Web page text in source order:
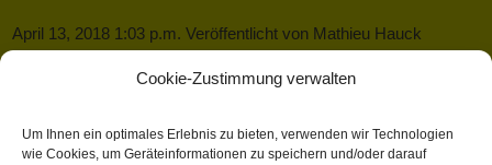
Cookie-Zustimmung verwalten
Um Ihnen ein optimales Erlebnis zu bieten, verwenden wir Technologien
wie Cookies, um Geräteinformationen zu speichern und/oder darauf
April 13, 2018 1:03 p.m. Veröffentlicht von Mathieu Hauck
Kategorisiert in: Allgemein
Suchen